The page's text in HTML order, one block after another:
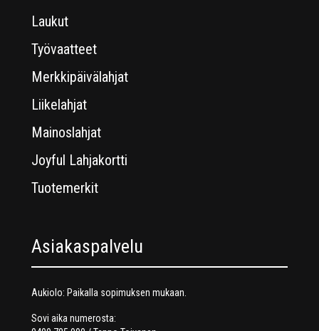
Laukut
Työvaatteet
Merkkipäivälahjat
Liikelahjat
Mainoslahjat
Joyful Lahjakortti
Tuotemerkit
Asiakaspalvelu
Aukiolo: Paikalla sopimuksen mukaan.
Sovi aika numerosta: